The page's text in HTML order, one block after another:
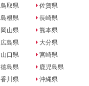
鳥取県
島根県
岡山県
広島県
山口県
徳島県
香川県
佐賀県
長崎県
熊本県
大分県
宮崎県
鹿児島県
沖縄県